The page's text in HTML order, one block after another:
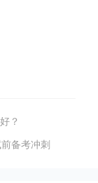
？
备考冲刺